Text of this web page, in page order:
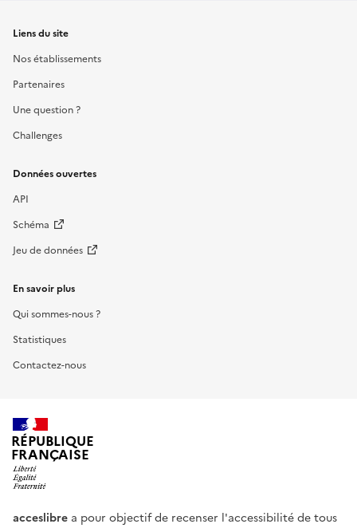
Liens du site
Nos établissements
Partenaires
Une question ?
Challenges
Données ouvertes
API
Schéma
Jeu de données
En savoir plus
Qui sommes-nous ?
Statistiques
Contactez-nous
RÉPUBLIQUE
FRANÇAISE
acceslibre a pour objectif de recenser l'accessibilité de tous